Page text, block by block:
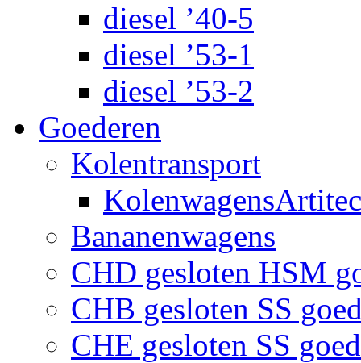
diesel ’40-5
diesel ’53-1
diesel ’53-2
Goederen
Kolentransport
KolenwagensArtitec
Bananenwagens
CHD gesloten HSM
CHB gesloten SS
CHE gesloten SS